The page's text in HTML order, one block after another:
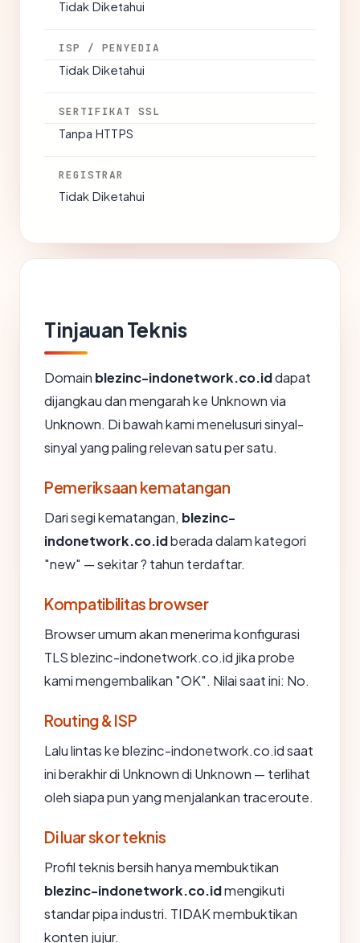
Tidak Diketahui
ISP / PENYEDIA
Tidak Diketahui
SERTIFIKAT SSL
Tanpa HTTPS
REGISTRAR
Tidak Diketahui
Tinjauan Teknis
Domain blezinc-indonetwork.co.iddapat
dijangkau dan mengarah ke Unknown via
Unknown. Di bawah kami menelusuri sinyal-
sinyal yang paling relevan satu per satu.
Pemeriksaan kematangan
Dari segi kematangan, blezinc-
indonetwork.co.idberada dalam kategori
"new" — sekitar ? tahun terdaftar.
Kompatibilitas browser
Browser umum akan menerima konfigurasi
TLS blezinc-indonetwork.co.id jika probe
kami mengembalikan "OK". Nilai saat ini: No.
Routing & ISP
Lalu lintas ke blezinc-indonetwork.co.id saat
ini berakhir di Unknown di Unknown — terlihat
oleh siapa pun yang menjalankan traceroute.
Di luar skor teknis
Profil teknis bersih hanya membuktikan
blezinc-indonetwork.co.idmengikuti
standar pipa industri. TIDAK membuktikan
konten jujur.